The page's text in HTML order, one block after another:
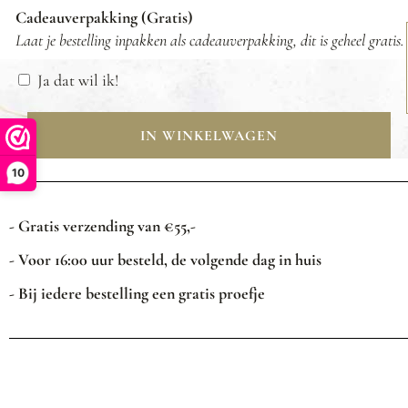
10
Cadeauverpakking (Gratis)
Laat je bestelling inpakken als cadeauverpakking, dit is geheel gratis.
Ja dat wil ik!
IN WINKELWAGEN
- Gratis verzending van €55,-
- Voor 16:00 uur besteld, de volgende dag in huis
- Bij iedere bestelling een gratis proefje